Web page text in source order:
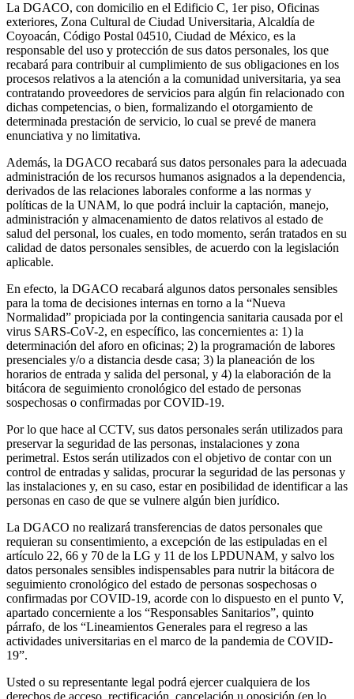
La DGACO, con domicilio en el Edificio C, 1er piso, Oficinas
exteriores, Zona Cultural de Ciudad Universitaria, Alcaldía de
Coyoacán, Código Postal 04510, Ciudad de México, es la
responsable del uso y protección de sus datos personales, los que
recabará para contribuir al cumplimiento de sus obligaciones en los
procesos relativos a la atención a la comunidad universitaria, ya sea
contratando proveedores de servicios para algún fin relacionado con
dichas competencias, o bien, formalizando el otorgamiento de
determinada prestación de servicio, lo cual se prevé de manera
enunciativa y no limitativa.
Además, la DGACO recabará sus datos personales para la adecuada
administración de los recursos humanos asignados a la dependencia,
derivados de las relaciones laborales conforme a las normas y
políticas de la UNAM, lo que podrá incluir la captación, manejo,
administración y almacenamiento de datos relativos al estado de
salud del personal, los cuales, en todo momento, serán tratados en su
calidad de datos personales sensibles, de acuerdo con la legislación
aplicable.
En efecto, la DGACO recabará algunos datos personales sensibles
para la toma de decisiones internas en torno a la “Nueva
Normalidad” propiciada por la contingencia sanitaria causada por el
virus SARS-CoV-2, en específico, las concernientes a: 1) la
determinación del aforo en oficinas; 2) la programación de labores
presenciales y/o a distancia desde casa; 3) la planeación de los
horarios de entrada y salida del personal, y 4) la elaboración de la
bitácora de seguimiento cronológico del estado de personas
sospechosas o confirmadas por COVID-19.
Por lo que hace al CCTV, sus datos personales serán utilizados para
preservar la seguridad de las personas, instalaciones y zona
perimetral. Estos serán utilizados con el objetivo de contar con un
control de entradas y salidas, procurar la seguridad de las personas y
las instalaciones y, en su caso, estar en posibilidad de identificar a las
personas en caso de que se vulnere algún bien jurídico.
La DGACO no realizará transferencias de datos personales que
requieran su consentimiento, a excepción de las estipuladas en el
artículo 22, 66 y 70 de la LG y 11 de los LPDUNAM, y salvo los
datos personales sensibles indispensables para nutrir la bitácora de
seguimiento cronológico del estado de personas sospechosas o
confirmadas por COVID-19, acorde con lo dispuesto en el punto V,
apartado concerniente a los “Responsables Sanitarios”, quinto
párrafo, de los “Lineamientos Generales para el regreso a las
actividades universitarias en el marco de la pandemia de COVID-
19”.
Usted o su representante legal podrá ejercer cualquiera de los